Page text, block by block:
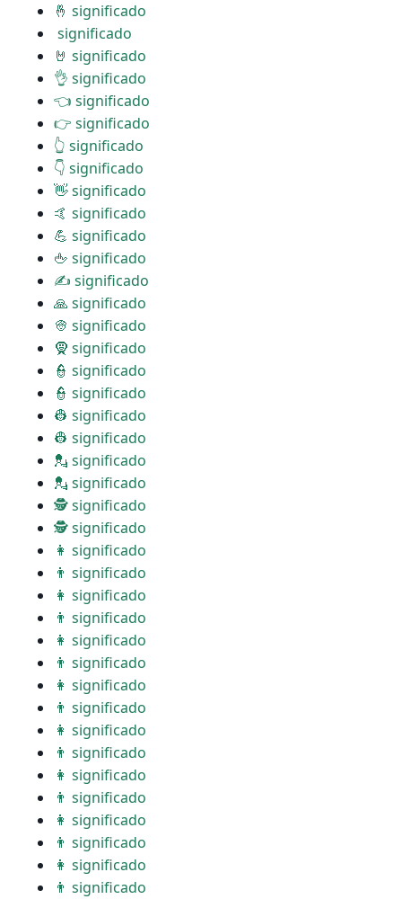
🤞 significado
️ significado
🤘 significado
👌 significado
👈 significado
👉 significado
👆 significado
👇 significado
👋 significado
🤙 significado
💪 significado
🖕 significado
✍ significado
🙏 significado
👳 significado
🧕 significado
👮 significado
👮 significado
👷 significado
👷 significado
💂 significado
💂 significado
🕵 significado
🕵 significado
👩 significado
👨 significado
👩 significado
👨 significado
👩 significado
👨 significado
👩 significado
👨 significado
👩 significado
👨 significado
👩 significado
👨 significado
👩 significado
👨 significado
👩 significado
👨 significado